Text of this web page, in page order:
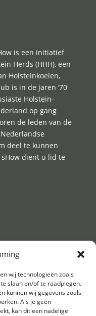
wij technologieën zoals
slaan en/of te raadplegen.
kunnen wij gegevens zoals
Als je geen
kan dit een nadelige
is een initiatief
Herds (HHH), een
Holsteinkoeien,
is in de jaren ’70
Holstein-
op gang
de leden van de
deel te kunnen
dient u lid te